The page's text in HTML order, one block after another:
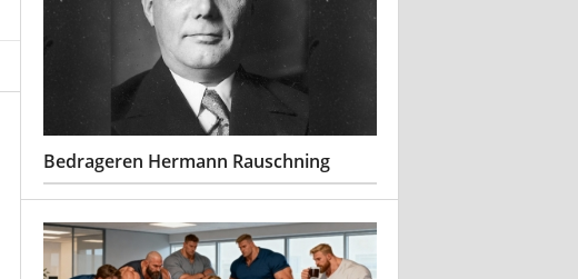
Bedrageren Hermann Rauschning